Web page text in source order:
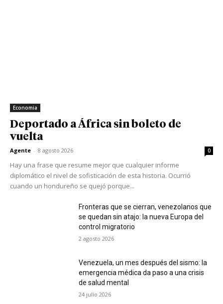
Economia
Deportado a África sin boleto de
vuelta
Agente - 8 agosto 2026 0
Hay una frase que resume mejor que cualquier informe
diplomático el nivel de sofisticación de esta historia. Ocurrió
cuando un hondureño se quejó porque...
Fronteras que se cierran, venezolanos que
se quedan sin atajo: la nueva Europa del
control migratorio
2 agosto 2026
Venezuela, un mes después del sismo: la
emergencia médica da paso a una crisis
de salud mental
24 julio 2026